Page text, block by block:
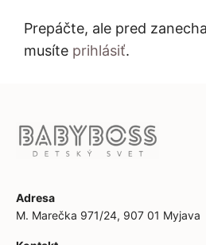
Prepáčte, ale pred
musíte prihlásiť.
Adresa
M. Marečka 971/24, 907 01 Myjava